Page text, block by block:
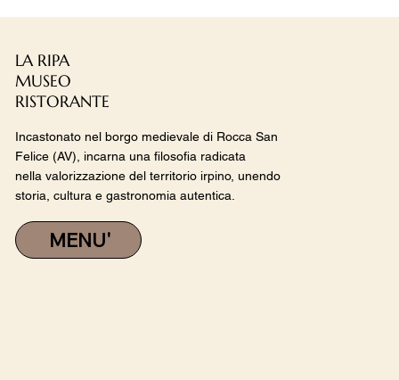
LA RIPA
MUSEO
RISTORANTE
Incastonato nel borgo medievale di Rocca San
Felice (AV), incarna una filosofia radicata
nella valorizzazione del territorio irpino, unendo
storia, cultura e gastronomia autentica.
MENU'